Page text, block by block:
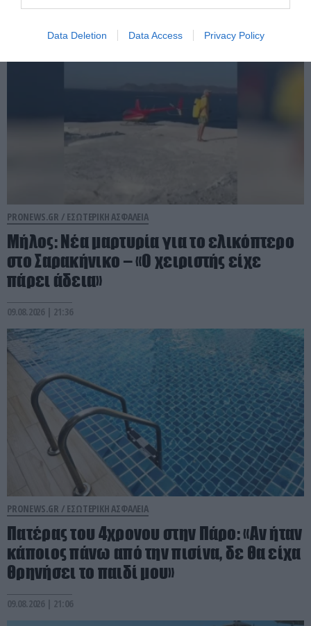
Data Deletion Data Access Privacy Policy
PRONEWS.GR / ΕΣΩΤΕΡΙΚΗ ΑΣΦΑΛΕΙΑ
Μήλος: Νέα μαρτυρία για το ελικόπτερο
στο Σαρακήνικο – «Ο χειριστής είχε
πάρει άδεια»
09.08.2026 | 21:36
PRONEWS.GR / ΕΣΩΤΕΡΙΚΗ ΑΣΦΑΛΕΙΑ
Πατέρας του 4χρονου στην Πάρο: «Αν ήταν
κάποιος πάνω από την πισίνα, δε θα είχα
θρηνήσει το παιδί μου»
09.08.2026 | 21:06